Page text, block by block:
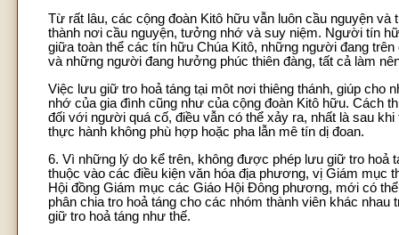
Từ rất lâu, các cộng đoàn Kitô hữu vẫn luôn cầu nguyện
thành nơi cầu nguyện, tưởng nhớ và suy niệm. Người tín
giữa toàn thể các tín hữu Chúa Kitô, những người đang
và những người đang hưởng phúc thiên đàng, tất cả làm
Việc lưu giữ tro hoả táng tại môt nơi thiêng thánh, giúp cho
nhớ của gia đình cũng như của cộng đoàn Kitô hữu. Cách
đối với người quá cố, điều vẫn có thể xảy ra, nhất là sau
thực hành không phù hợp hoặc pha lẫn mê tín dị đoan.
6. Vì những lý do kể trên, không được phép lưu giữ tro hoả
thuộc vào các điều kiện văn hóa địa phương, vị Giám
Hội đồng Giám mục các Giáo Hội Đông phương, mới có
phân chia tro hoả táng cho các nhóm thành viên khác
giữ tro hoả táng như thế.